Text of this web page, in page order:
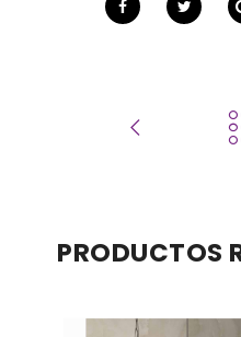
PRODUCTOS